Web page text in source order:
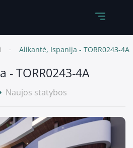
Alikantė, Ispanija - TORR0243-4A
- TORR0243-4A
Naujos statybos